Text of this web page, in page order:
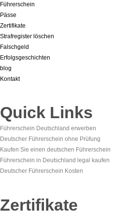
Führerschein
Pässe
Zertifikate
Strafregister löschen
Falschgeld
Erfolgsgeschichten
blog
Kontakt
Quick Links
Führerschein Deutschland erwerben
Deutscher Führerschein ohne Prüfung
Kaufen Sie einen deutschen Führerschein
Führerschein in Deutschland legal kaufen
Deutscher Führerschein Kosten
Zertifikate